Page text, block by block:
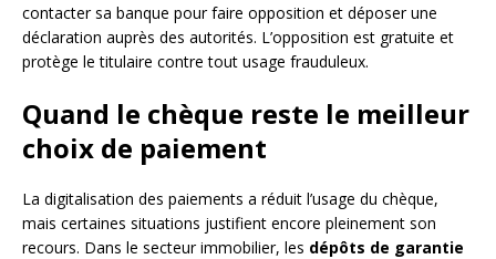
contacter sa banque pour faire opposition et déposer une
déclaration auprès des autorités. L’opposition est gratuite et
protège le titulaire contre tout usage frauduleux.
Quand le chèque reste le meilleur
choix de paiement
La digitalisation des paiements a réduit l’usage du chèque,
mais certaines situations justifient encore pleinement son
recours. Dans le secteur immobilier, les dépôts de garantie